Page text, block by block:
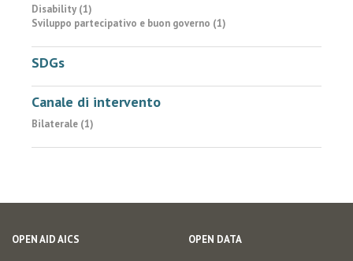
Disability (1)
Sviluppo partecipativo e buon governo (1)
SDGs
Canale di intervento
Bilaterale (1)
OPEN AID AICS OPEN DATA